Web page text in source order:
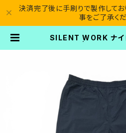
決済完了後に手刷りで製作してお
事をご了承くだ
SILENT WORK ナイ